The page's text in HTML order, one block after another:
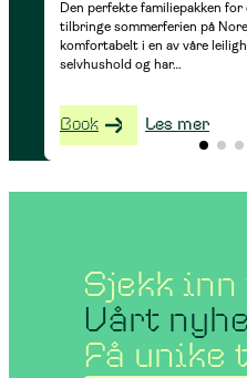
Den perfekte familiepakken for
tilbringe sommerferien på
komfortabelt i en av våre
selvhushold og har…
Book Les mer
Sjekk
Vårt
Få unike